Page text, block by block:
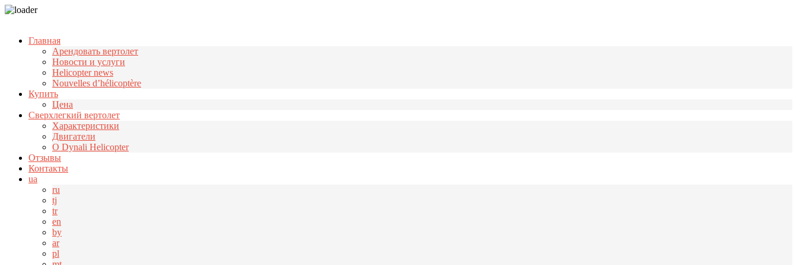
Главная
Арендовать вертолет
Новости и услуги
Helicopter news
Nouvelles d’hélicoptère
Купить
Цена
Cверхлегкий вертолет
Характеристики
Двигатели
О Dynali Helicopter
Отзывы
Контакты
ua
ru
tj
tr
en
by
ar
pl